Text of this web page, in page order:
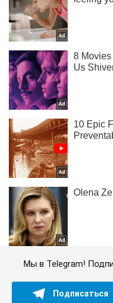
Мы в Telegram!
Подписаться